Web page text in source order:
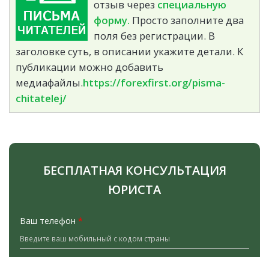
отзыв через специальную
форму. Просто заполните два
поля без регистрации. В
заголовке суть, в описании укажите детали. К
публикации можно добавить
медиафайлы.https://forexfirst.org/pisma-
chitatelej/
БЕСПЛАТНАЯ КОНСУЛЬТАЦИЯ
ЮРИСТА
Ваш телефон *